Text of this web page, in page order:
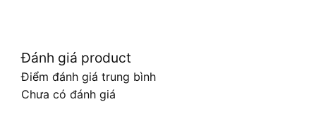
Đánh giá product
Điểm đánh giá trung bình
Chưa có đánh giá